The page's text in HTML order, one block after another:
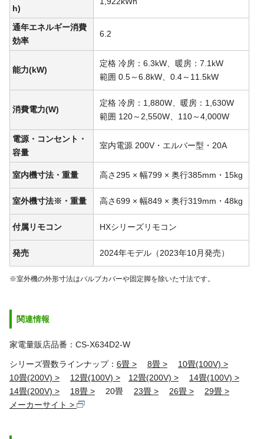
h)
通年エネルギー消費
効率
6.2
能力(kW)
定格 冷房：6.3kW、暖房：7.1kW
範囲 0.5～6.8kW、0.4～11.5kW
消費電力(W)
定格 冷房：1,880W、暖房：1,630W
範囲 120～2,550W、110～4,000W
電源・コンセント・
容量
室内電源 200V・エルバー型・20A
室内機寸法・重量 高さ295 × 幅799 × 奥行385mm・15kg
室外機寸法※・重量 高さ699 × 幅849 × 奥行319mm・48kg
付属リモコン HXシリーズリモコン
発売 2024年モデル（2023年10月発売）
※室外機の外形寸法はバルブカバーや固定脚を除いた寸法です。
関連情報
家電量販店品番：CS-X634D2-W
シリーズ畳数ラインナップ： 6畳 8畳
10畳(100V)
10畳(200V)
12畳(100V) 12畳(200V)
14畳(100V)
14畳(200V)
18畳 20畳 23畳 26畳
29畳
メーカーサイト